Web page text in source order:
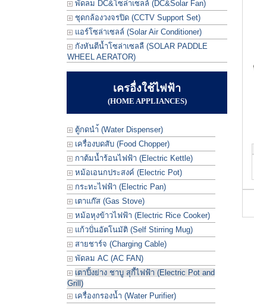
พัดลม DC&โซล่าเซลล์ (DC&Solar Fan)
ชุดกล้องวงจรปิด (CCTV Support Set)
แอร์โซล่าเซลล์ (Solar Air Conditioner)
กังหันตีน้ำโซล่าเซลลื (SOLAR PADDLE
WHEEL AERATOR)
เครอื่งใช้ไฟฟ้า
(HOME APPLIANCES)
ตู้กดนำ้ (Water Dispenser)
เครื่องบดสับ (Food Chopper)
กาต้มน้ำร้อนไฟฟ้า (Electric Kettle)
หม้อเอนกประสงค์ (Electric Pot)
กระทะไฟฟ้า (Electric Pan)
เตาแก๊ส (Gas Stove)
หม้อหุงข้าวไฟฟ้า (Electric Rice Cooker)
แก้วปั่นอัตโนมัติ (Self Stirring Mug)
สายชาร์จ (Charging Cable)
พัดลม AC (AC FAN)
เตาปิ้งย่าง ชาบู สุกี้ไฟฟ้า (Electric Pot and
Grill)
เครื่องกรองน้ำ (Water Purifier)